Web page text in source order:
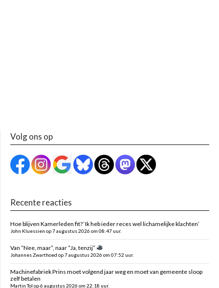
Volg ons op
Recente reacties
Hoe blijven Kamerleden fit? ‘Ik heb ieder reces wel lichamelijke klachten’
John Kluessien op 7 augustus 2026 om 08:47 uur.
Van “Nee, maar”, naar “Ja, tenzij”
Johannes Zwarthoed op 7 augustus 2026 om 07:52 uur.
Machinefabriek Prins moet volgend jaar weg en moet van gemeente sloop
zelf betalen
Martin Tol op 6 augustus 2026 om 22:18 uur.